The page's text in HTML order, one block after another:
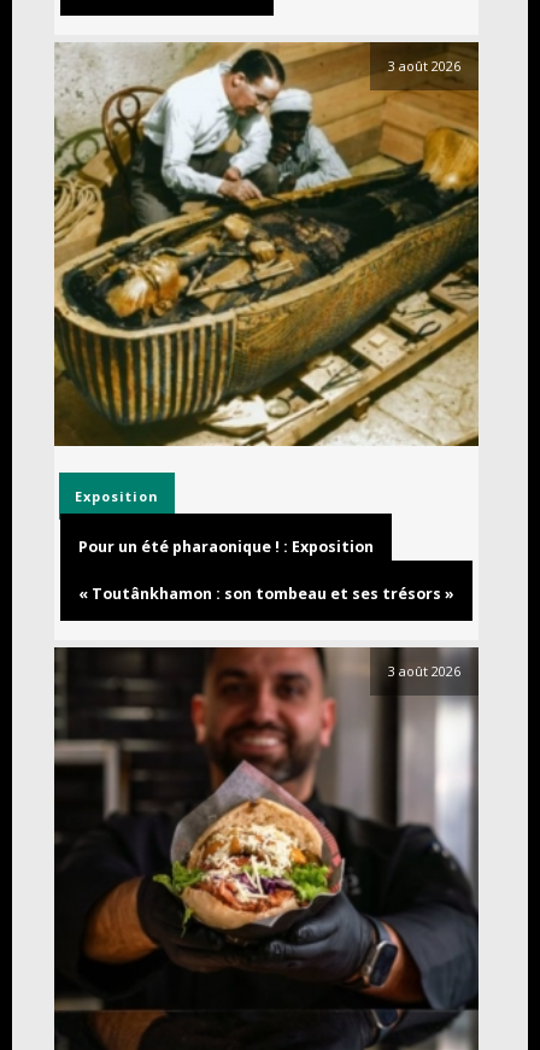
3 août 2026
Exposition
Pour un été pharaonique ! : Exposition
« Toutânkhamon : son tombeau et ses trésors »
3 août 2026